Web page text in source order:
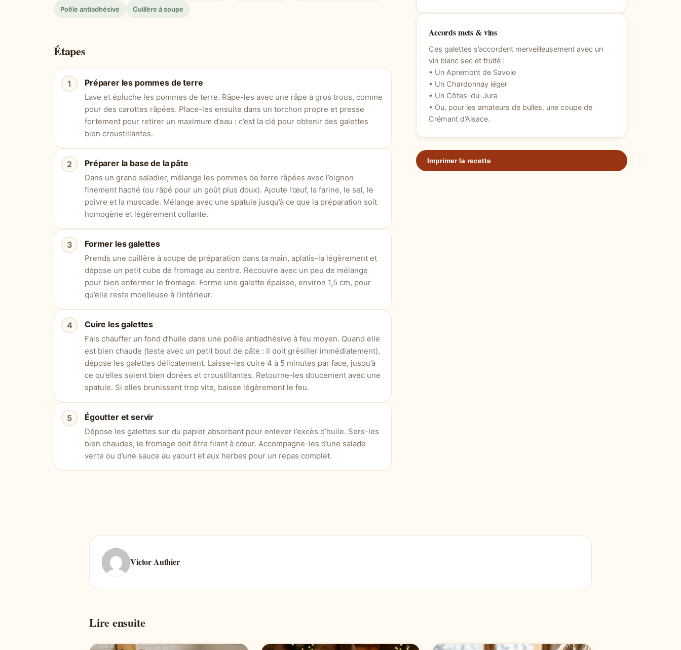
Poêle antiadhésive Cuillère à soupe
Étapes
Préparer les pommes de terre
Lave et épluche les pommes de terre. Râpe-les avec une râpe à gros trous, comme
pour des carottes râpées. Place-les ensuite dans un torchon propre et presse
fortement pour retirer un maximum d’eau : c’est la clé pour obtenir des galettes
bien croustillantes.
Préparer la base de la pâte
Dans un grand saladier, mélange les pommes de terre râpées avec l’oignon
finement haché (ou râpé pour un goût plus doux). Ajoute l’œuf, la farine, le sel, le
poivre et la muscade. Mélange avec une spatule jusqu’à ce que la préparation soit
homogène et légèrement collante.
Former les galettes
Prends une cuillère à soupe de préparation dans ta main, aplatis-la légèrement et
dépose un petit cube de fromage au centre. Recouvre avec un peu de mélange
pour bien enfermer le fromage. Forme une galette épaisse, environ 1,5 cm, pour
qu’elle reste moelleuse à l’intérieur.
Cuire les galettes
Fais chauffer un fond d’huile dans une poêle antiadhésive à feu moyen. Quand elle
est bien chaude (teste avec un petit bout de pâte : il doit grésiller immédiatement),
dépose les galettes délicatement. Laisse-les cuire 4 à 5 minutes par face, jusqu’à
ce qu’elles soient bien dorées et croustillantes. Retourne-les doucement avec une
spatule. Si elles brunissent trop vite, baisse légèrement le feu.
Égoutter et servir
Dépose les galettes sur du papier absorbant pour enlever l’excès d’huile. Sers-les
bien chaudes, le fromage doit être filant à cœur. Accompagne-les d’une salade
verte ou d’une sauce au yaourt et aux herbes pour un repas complet.
Accords mets & vins
Ces galettes s’accordent merveilleusement avec un
vin blanc sec et fruité :
• Un Apremont de Savoie
• Un Chardonnay léger
• Un Côtes-du-Jura
• Ou, pour les amateurs de bulles, une coupe de
Crémant d’Alsace.
Imprimer la recette
Victor Authier
Lire ensuite